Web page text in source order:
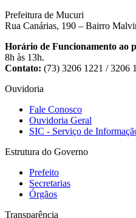
Prefeitura de Mucuri
Rua Canárias, 190 – Bairro
Horário de Funcionamento ao
8h às 13h.
Contato: (73) 3206 1221 / 3206
Ouvidoria
Fale Conosco
Ouvidoria Geral
SIC - Serviço de
Estrutura do Governo
Prefeito
Secretarias
Órgãos
Transparência